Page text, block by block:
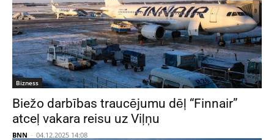
Bizness
Biežo darbības traucējumu dēļ “Finnair”
atceļ vakara reisu uz Viļņu
BNN - 04.12.2025 14:08